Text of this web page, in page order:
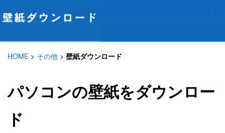
HOME > その他 > 壁紙ダウンロード
パソコンの壁紙をダウンロー
ド